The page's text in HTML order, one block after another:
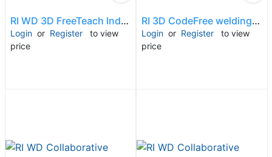
RI WD 3D FreeTeach Industrial Welding Station
Loginor Register
to view
price
RI 3D CodeFree welding software - vision and laser teaching-free and tracking intelligent welding system
Login or Register
to view
price
Conectează roboți, software și servicii într-o singură